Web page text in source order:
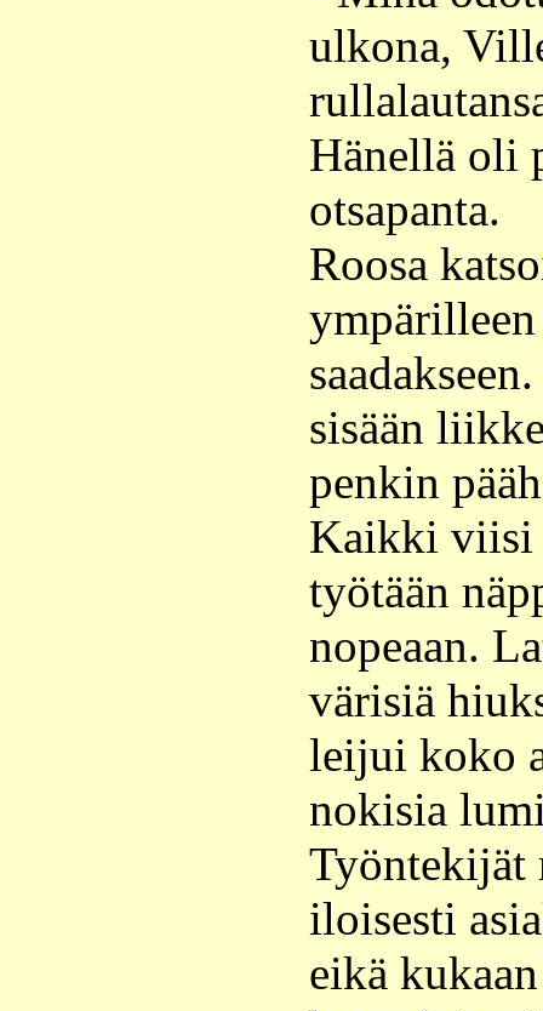
ulkona,
Hänellä oli
otsapanta.
Roosa
sisään
penkin
Kaikki viisi
työtään
nopeaan.
värisiä
leijui koko
nokisia
Työntekijät
iloisesti
eikä